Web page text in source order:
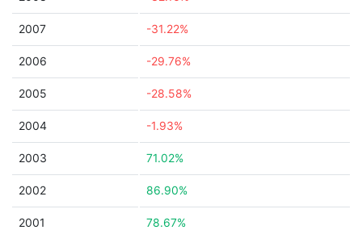
2007 -31.22%
2006 -29.76%
2005 -28.58%
2004 -1.93%
2003 71.02%
2002 86.90%
2001 78.67%